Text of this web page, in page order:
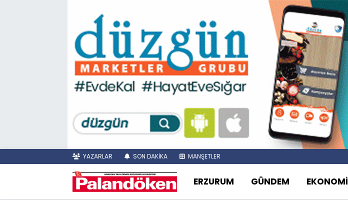
YAZARLAR SON DAKİKA MANŞETLER
ERZURUM GÜNDEM EKONOMİ